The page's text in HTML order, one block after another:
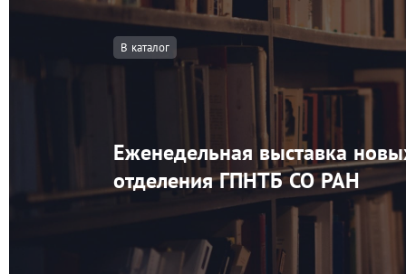
В каталог
Еженедельная выставка
отделения ГПНТБ СО РАН